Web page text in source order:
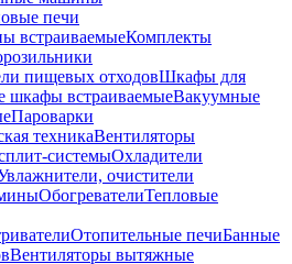
печи
встраиваемыеКомплекты
пищевых отходовШкафы для
шкафы встраиваемыеВакуумные
Пароварки
техникаВентиляторы
системыОхладители
очистители
ОбогревателиТепловые
Отопительные печиБанные
Вентиляторы вытяжные